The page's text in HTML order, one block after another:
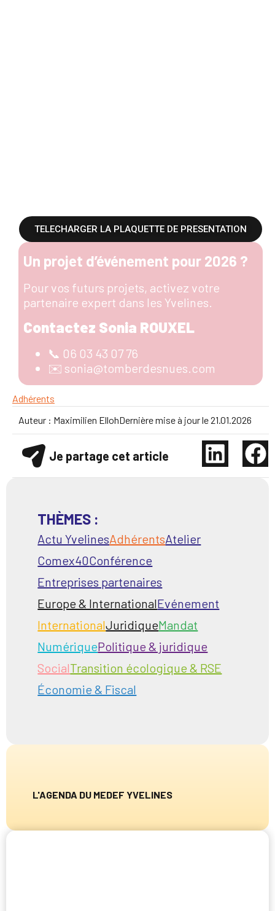
TELECHARGER LA PLAQUETTE DE PRESENTATION
Un projet d’événement pour 2026 ?
Pour vos futurs projets, activez votre
partenaire expert dans les Yvelines.
Contactez Sonia ROUXEL
📞 06 03 43 07 76
✉️ sonia@tomberdesnues.com
Adhérents
Auteur : Maximilien EllohDernière mise à jour le21.01.2026
Je partage cet article
THÈMES :
Actu YvelinesAdhérentsAtelier
Comex40Conférence
Entreprises partenaires
Europe & InternationalEvénement
InternationalJuridiqueMandat
NumériquePolitique & juridique
SocialTransition écologique & RSE
Économie & Fiscal
L'AGENDA DU MEDEF YVELINES